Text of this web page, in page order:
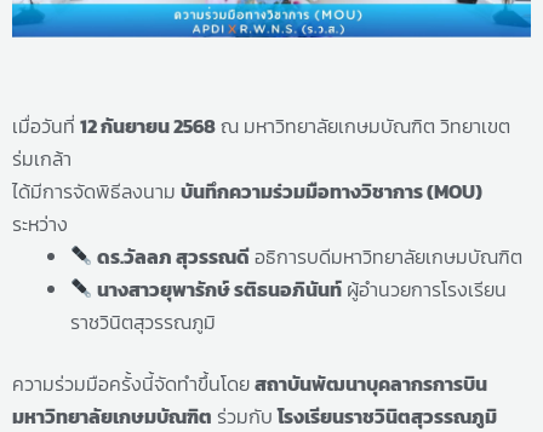
เมื่อวันที่ 12 กันยายน 2568ณ มหาวิทยาลัยเกษมบัณฑิต วิทยาเขต
ร่มเกล้า
ได้มีการจัดพิธีลงนาม บันทึกความร่วมมือทางวิชาการ (MOU)
ระหว่าง
ดร.วัลลภ สุวรรณดีอธิการบดีมหาวิทยาลัยเกษมบัณฑิต
นางสาวยุพารักษ์ รติธนอภินันท์ ผู้อำนวยการโรงเรียน
ราชวินิตสุวรรณภูมิ
ความร่วมมือครั้งนี้จัดทำขึ้นโดยสถาบันพัฒนาบุคลากรการบิน
มหาวิทยาลัยเกษมบัณฑิต ร่วมกับโรงเรียนราชวินิตสุวรรณภูมิ